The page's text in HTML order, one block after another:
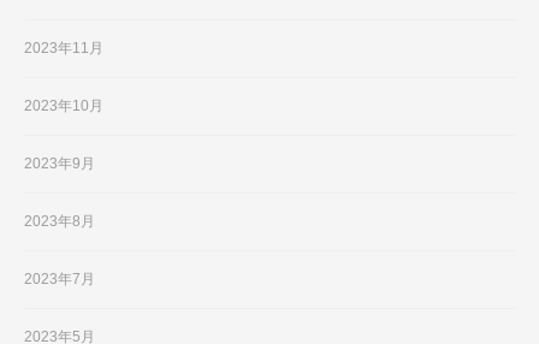
2023年11月
2023年10月
2023年9月
2023年8月
2023年7月
2023年5月